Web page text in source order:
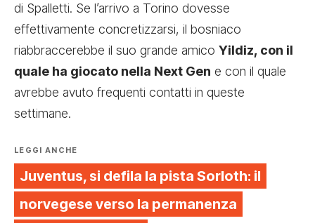
di Spalletti. Se l’arrivo a Torino dovesse
effettivamente concretizzarsi, il bosniaco
riabbraccerebbe il suo grande amico Yildiz, con il
quale ha giocato nella Next Gen e con il quale
avrebbe avuto frequenti contatti in queste
settimane.
LEGGI ANCHE
Juventus, si defila la pista Sorloth: il
norvegese verso la permanenza